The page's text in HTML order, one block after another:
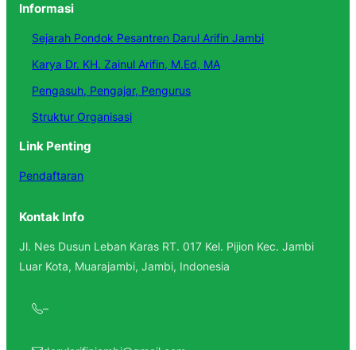
Informasi
Sejarah Pondok Pesantren Darul Arifin Jambi
Karya Dr. KH. Zainul Arifin, M.Ed, MA
Pengasuh, Pengajar, Pengurus
Struktur Organisasi
Link Penting
Pendaftaran
Kontak Info
Jl. Nes Dusun Leban Karas RT. 017 Kel. Pijion Kec. Jambi
Luar Kota, Muarajambi, Jambi, Indonesia
–